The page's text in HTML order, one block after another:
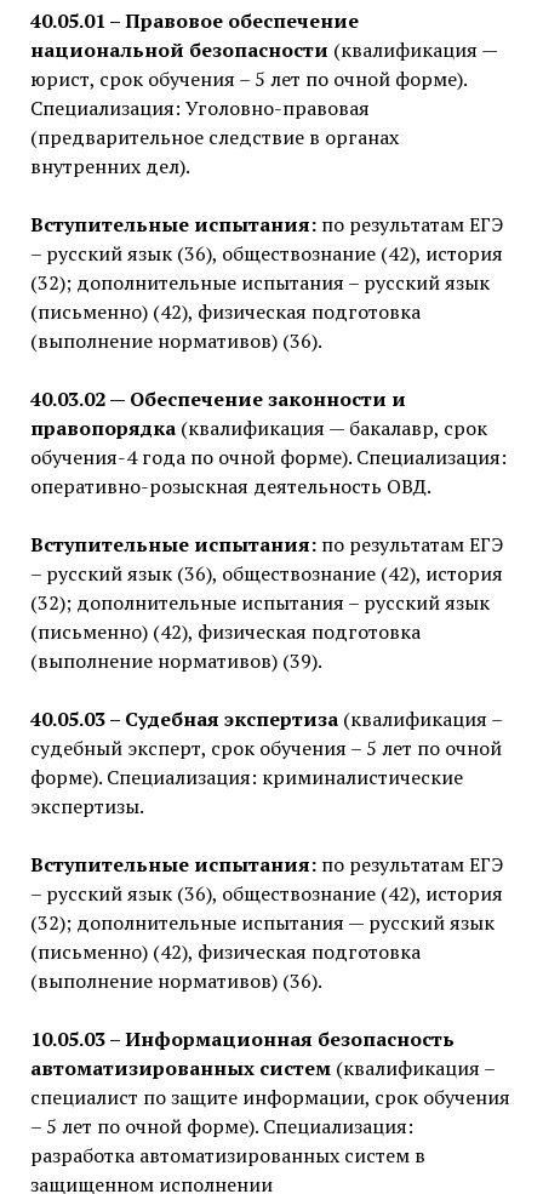
40.05.01 – Правовое обеспечение
национальной безопасности (квалификация —
юрист, срок обучения – 5 лет по очной форме).
Специализация: Уголовно-правовая
(предварительное следствие в органах
внутренних дел).
Вступительные испытания:по результатам ЕГЭ
– русский язык (36), обществознание (42), история
(32); дополнительные испытания – русский язык
(письменно) (42), физическая подготовка
(выполнение нормативов) (36).
40.03.02 — Обеспечение законности и
правопорядка(квалификация — бакалавр, срок
обучения-4 года по очной форме). Специализация:
оперативно-розыскная деятельность ОВД.
Вступительные испытания:по результатам ЕГЭ
– русский язык (36), обществознание (42), история
(32); дополнительные испытания – русский язык
(письменно) (42), физическая подготовка
(выполнение нормативов) (39).
40.05.03 – Судебная экспертиза(квалификация –
судебный эксперт, срок обучения – 5 лет по очной
форме). Специализация: криминалистические
экспертизы.
Вступительные испытания:по результатам ЕГЭ
– русский язык (36), обществознание (42), история
(32); дополнительные испытания — русский язык
(письменно) (42), физическая подготовка
(выполнение нормативов) (36).
10.05.03 – Информационная безопасность
автоматизированных систем (квалификация –
специалист по защите информации, срок обучения
– 5 лет по очной форме). Специализация:
разработка автоматизированных систем в
защищенном исполнении